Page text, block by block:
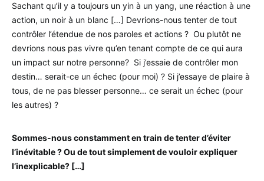
Sachant qu’il y a toujours un yin à un yang, une réaction à une
action, un noir à un blanc […] Devrions-nous tenter de tout
contrôler l’étendue de nos paroles et actions ? Ou plutôt ne
devrions nous pas vivre qu’en tenant compte de ce qui aura
un impact sur notre personne? Si j’essaie de contrôler mon
destin… serait-ce un échec (pour moi) ? Si j’essaye de plaire à
tous, de ne pas blesser personne… ce serait un échec (pour
les autres) ?
Sommes-nous constamment en train de tenter d’éviter
l’inévitable ? Ou de tout simplement de vouloir expliquer
l’inexplicable? […]